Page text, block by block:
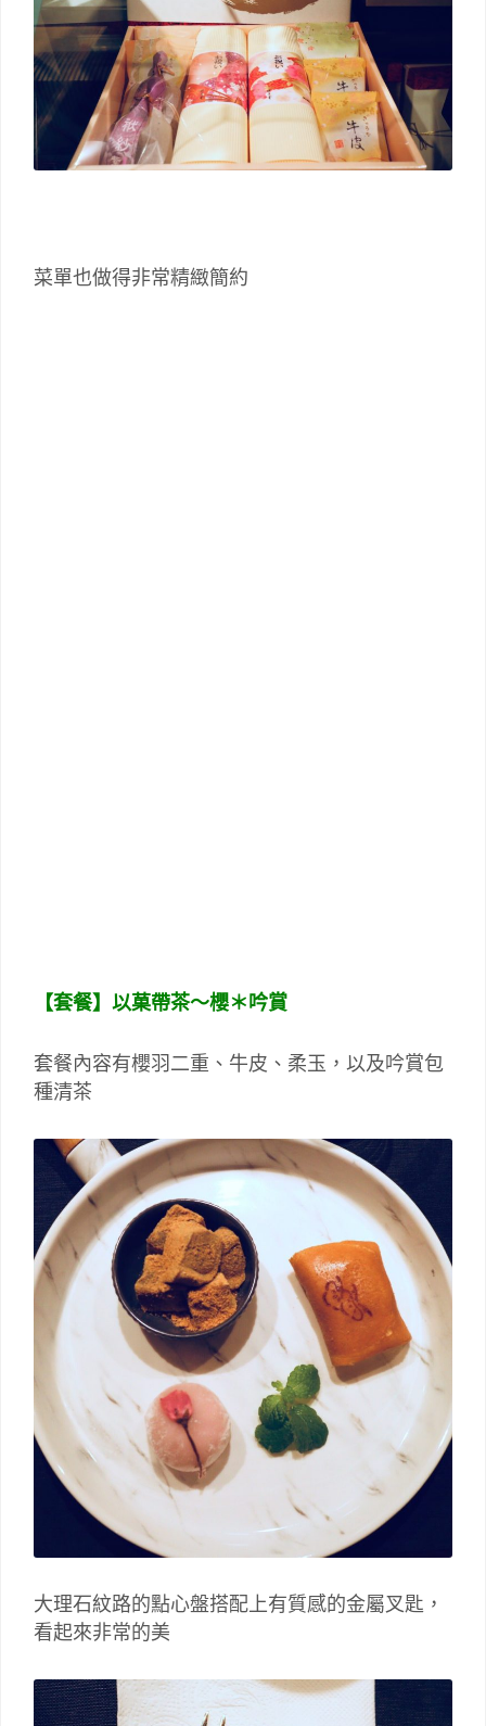
菜單也做得非常精緻簡約
【套餐】以菓帶茶～櫻＊吟賞
套餐內容有櫻羽二重、牛皮、柔玉，以及吟賞包
種清茶
大理石紋路的點心盤搭配上有質感的金屬叉匙，
看起來非常的美